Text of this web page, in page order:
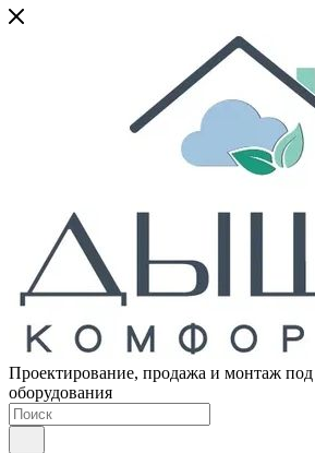
Проектирование, продажа и монтаж
оборудования